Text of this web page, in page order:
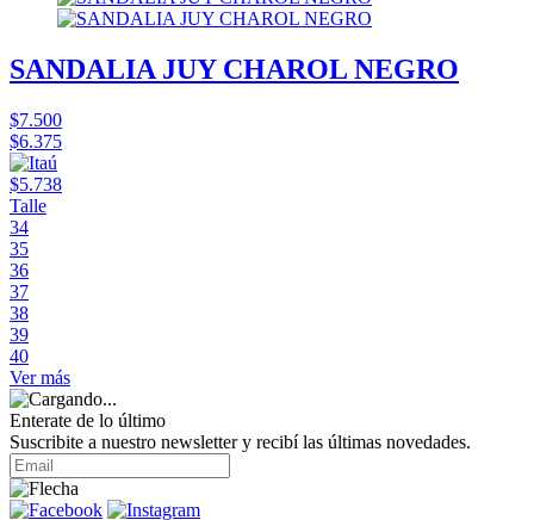
SANDALIA JUY CHAROL NEGRO
$7.500
$6.375
$5.738
Talle
34
35
36
37
38
39
40
Ver más
Enterate de lo último
Suscribite a nuestro newsletter y recibí las últimas novedades.